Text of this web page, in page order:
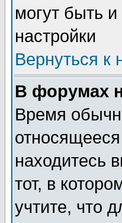
могут быть
настройки
Вернуться к
В форумах
Время
находитесь
тот, в
учтите, что